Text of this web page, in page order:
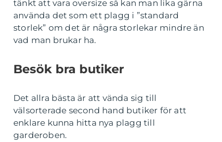
tänkt att vara oversize så kan man lika gärna
använda det som ett plagg i ”standard
storlek” om det är några storlekar mindre än
vad man brukar ha.
Besök bra butiker
Det allra bästa är att vända sig till
välsorterade second hand butiker för att
enklare kunna hitta nya plagg till
garderoben.